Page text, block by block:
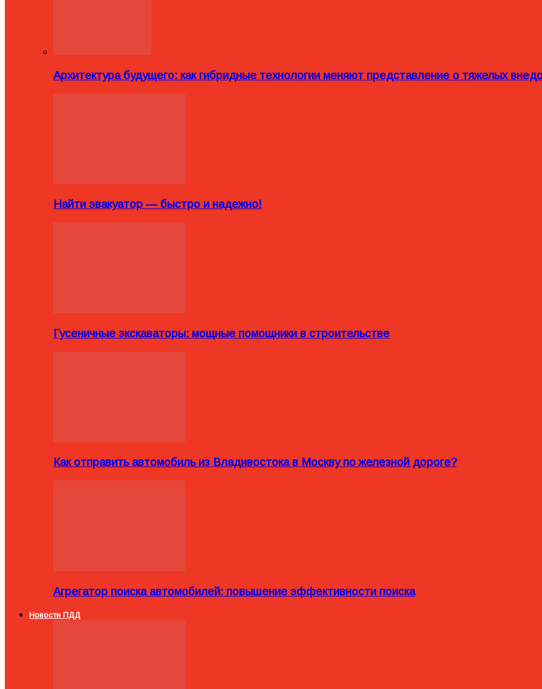
Архитектура будущего: как гибридные технологии меняют представление о тяжелых
Найти эвакуатор — быстро и надежно!
Гусеничные экскаваторы: мощные помощники в строительстве
Как отправить автомобиль из Владивостока в Москву по железной дороге?
Агрегатор поиска автомобилей: повышение эффективности поиска
Новости ПДД